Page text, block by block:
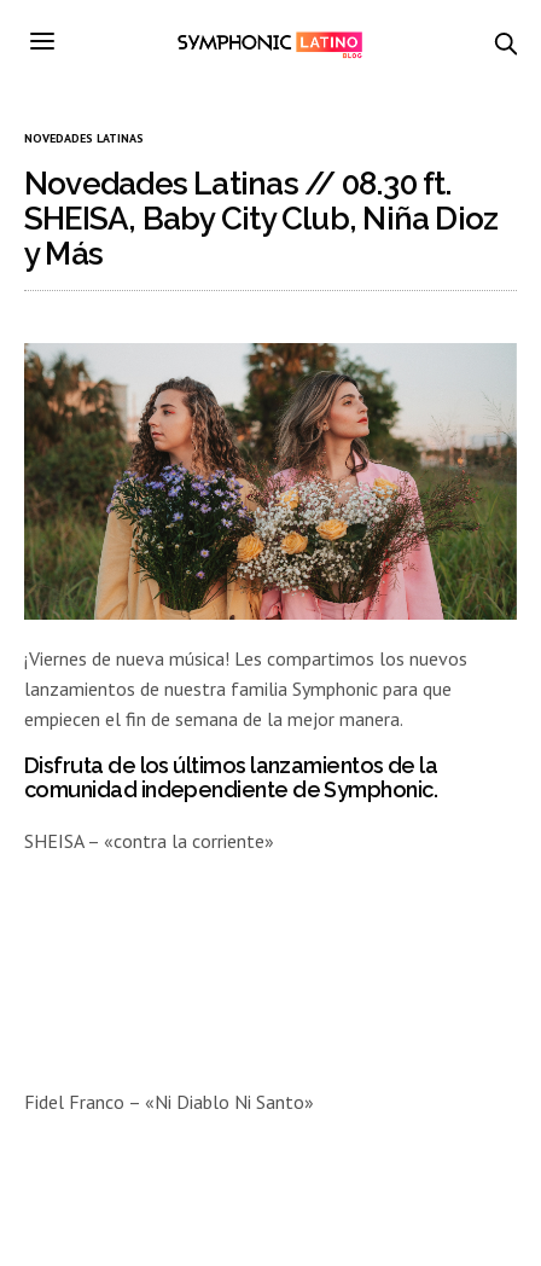
NOVEDADES LATINAS
Novedades Latinas // 08.30 ft.
SHEISA, Baby City Club, Niña Dioz
y Más
¡Viernes de nueva música! Les compartimos los nuevos
lanzamientos de nuestra familia Symphonic para que
empiecen el fin de semana de la mejor manera.
Disfruta de los últimos lanzamientos de la
comunidad independiente de Symphonic.
SHEISA – «contra la corriente»
Fidel Franco – «Ni Diablo Ni Santo»